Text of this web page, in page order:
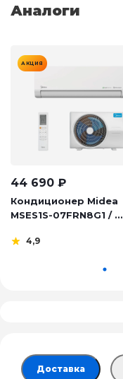
Аналоги
АКЦИЯ
44 690 ₽
Кондиционер Midea
MSES1S-07FRN8G1 / ...
4,9
Доставка